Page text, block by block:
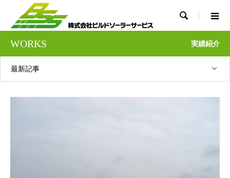

WORKS 実績紹介
最新記事